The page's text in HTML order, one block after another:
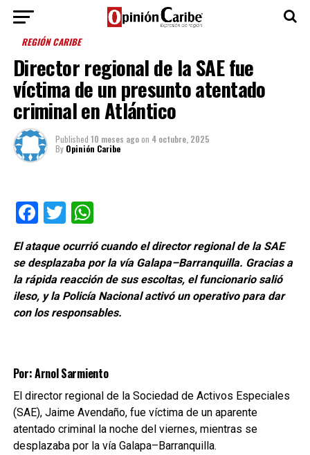
REGIÓN CARIBE
Director regional de la SAE fue
víctima de un presunto atentado
criminal en Atlántico
Published 10 meses agoon 4 octubre, 2025
By Opinión Caribe
Facebook
TwitterWhatsApp
El ataque ocurrió cuando el director regional de la SAE
se desplazaba por la vía Galapa–Barranquilla. Gracias a
la rápida reacción de sus escoltas, el funcionario salió
ileso, y la Policía Nacional activó un operativo para dar
con los responsables.
Por: Arnol Sarmiento
El director regional de la Sociedad de Activos Especiales
(SAE), Jaime Avendaño, fue víctima de un aparente
atentado criminal la noche del viernes, mientras se
desplazaba por la vía Galapa–Barranquilla.